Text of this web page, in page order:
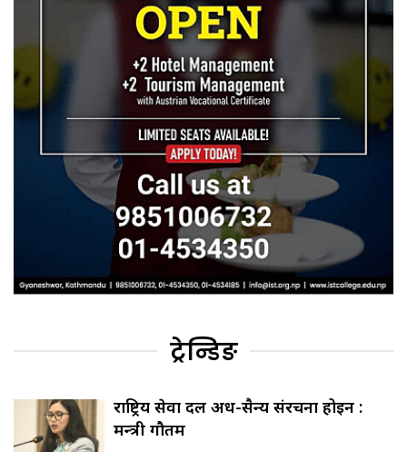
ट्रेन्डिङ
राष्ट्रिय सेवा दल अर्ध-सैन्य संरचना होइन :
मन्त्री गौतम